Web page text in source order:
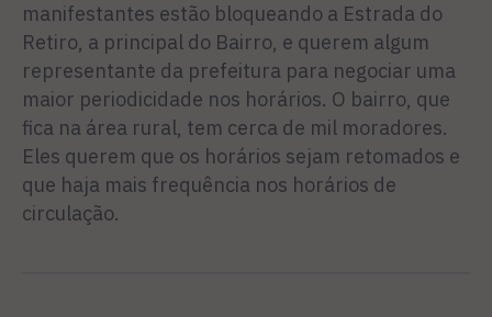
manifestantes estão bloqueando a Estrada do
Retiro, a principal do Bairro, e querem algum
representante da prefeitura para negociar uma
maior periodicidade nos horários. O bairro, que
fica na área rural, tem cerca de mil moradores.
Eles querem que os horários sejam retomados e
que haja mais frequência nos horários de
circulação.